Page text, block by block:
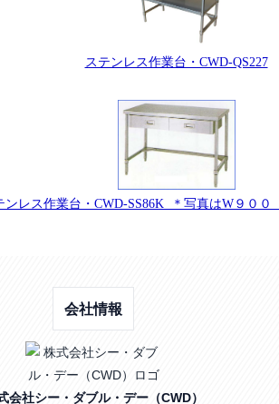
ステンレス作業台・CWD-QS227
ンレス作業台・CWD-SS86K ＊写真はW９００
会社情報
会社シー・ダブル・デー（CWD）